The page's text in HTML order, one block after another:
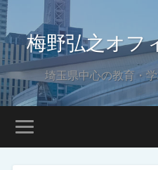
梅野弘之オフ
埼玉県中心の教育・